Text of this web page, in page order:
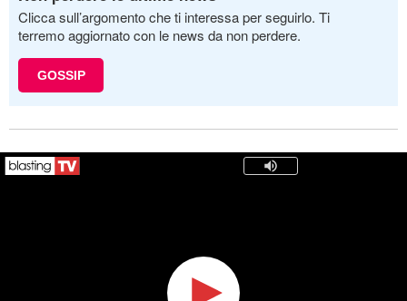
Clicca sull’argomento che ti interessa per seguirlo. Ti
terremo aggiornato con le news da non perdere.
GOSSIP